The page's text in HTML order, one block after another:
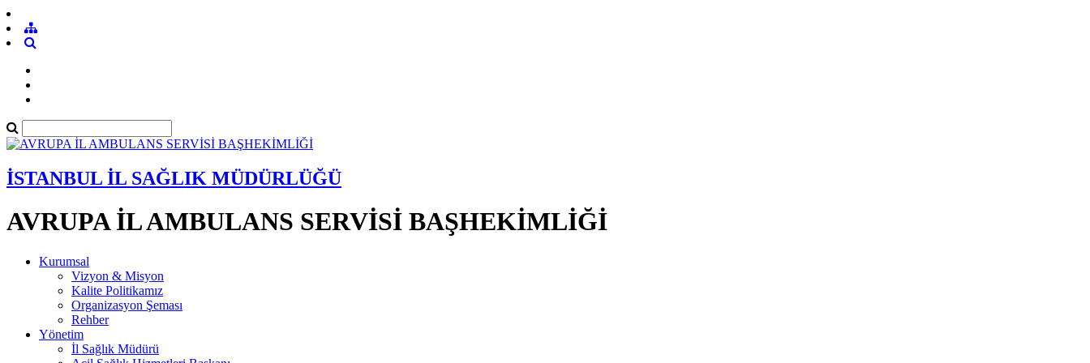
İSTANBUL İL SAĞLIK MÜDÜRLÜĞÜ
AVRUPA İL AMBULANS SERVİSİ BAŞHEKİMLİĞİ
Kurumsal
Vizyon & Misyon
Kalite Politikamız
Organizasyon Şeması
Rehber
Yönetim
İl Sağlık Müdürü